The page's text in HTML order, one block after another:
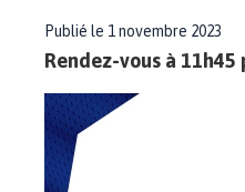
Publié le 1 novembre 2023
Rendez-vous à